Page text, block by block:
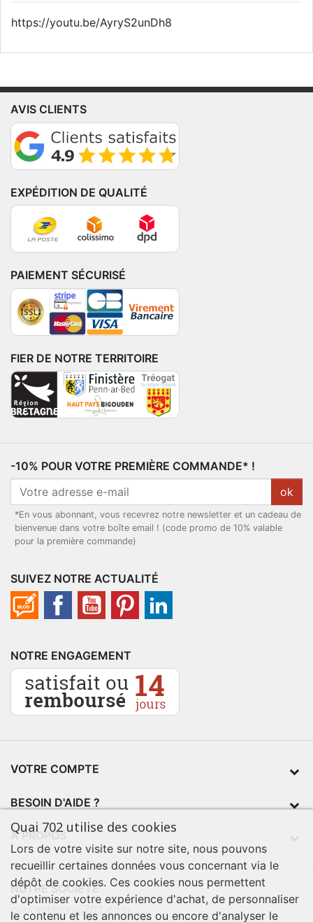
https://youtu.be/AyryS2unDh8
AVIS CLIENTS
EXPÉDITION DE QUALITÉ
PAIEMENT SÉCURISÉ
FIER DE NOTRE TERRITOIRE
-10% POUR VOTRE PREMIÈRE COMMANDE* !
ok
*En vous abonnant, vous recevrez notre newsletter et un cadeau de
bienvenue dans votre boîte email ! (code promo de 10% valable
pour la première commande)
SUIVEZ NOTRE ACTUALITÉ
NOTRE ENGAGEMENT
VOTRE COMPTE
BESOIN D'AIDE ?
À PROPOS
NOTRE SOCIÉTÉ
contact@quai702.com
Quai 702 utilise des cookies
Lors de votre visite sur notre site, nous pouvons
recueillir certaines données vous concernant via le
dépôt de cookies. Ces cookies nous permettent
d'optimiser votre expérience d'achat, de personnaliser
le contenu et les annonces ou encore d'analyser le